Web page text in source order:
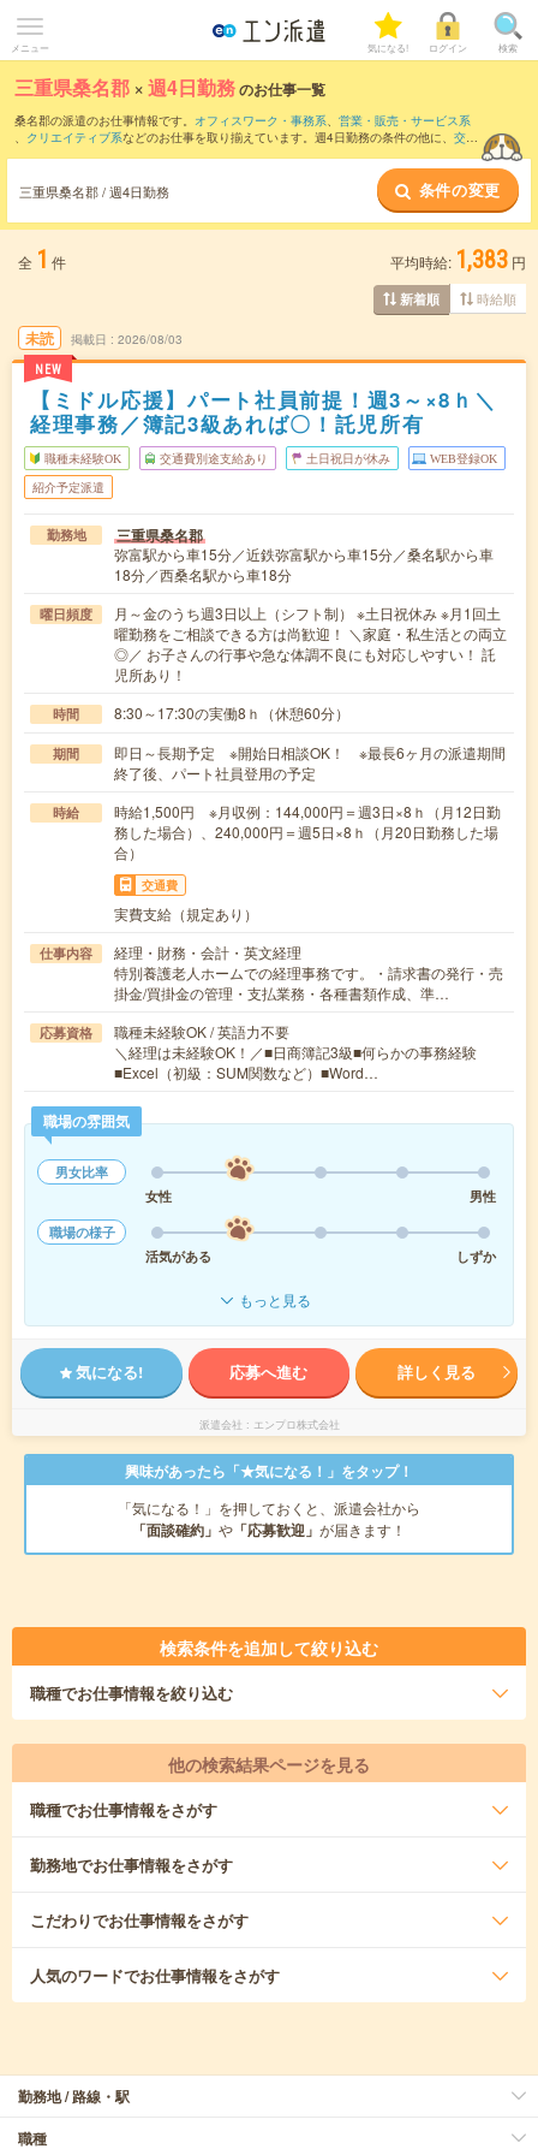
メニュー 気になる! ログイン 検索
三重県桑名郡 ×週4日勤務のお仕事一覧
桑名郡の派遣のお仕事情報です。 オフィスワーク・事務系、 営業・販売・サービス系
、 クリエイティブ系などのお仕事を取り揃えています。週4日勤務の条件の他に、 交通
三重県桑名郡 / 週4日勤務 条件の変更
全 1 件 平均時給: 1,383 円
新着順 時給順
未読
NEW
掲載日 2026/08/03
【ミドル応援】パート社員前提！週3～×8ｈ＼
経理事務／簿記3級あれば〇！託児所有
職種未経験OK 交通費別途支給あり 土日祝日が休み WEB登録OK
紹介予定派遣
勤務地 三重県桑名郡
弥富駅から車15分／近鉄弥富駅から車15分／桑名駅から車
18分／西桑名駅から車18分
曜日頻度
月～金のうち週3日以上（シフト制） ※土日祝休み ※月1回土
曜勤務をご相談できる方は尚歓迎！ ＼家庭・私生活との両立
◎／ お子さんの行事や急な体調不良にも対応しやすい！ 託
児所あり！
時間 8:30～17:30の実働8ｈ（休憩60分）
期間
即日～長期予定 ※開始日相談OK！ ※最長6ヶ月の派遣期間
終了後、パート社員登用の予定
時給
時給1,500円 ※月収例：144,000円＝週3日×8ｈ（月12日勤
務した場合）、240,000円＝週5日×8ｈ（月20日勤務した場
合）
交通費
実費支給（規定あり）
仕事内容
経理・財務・会計・英文経理
特別養護老人ホームでの経理事務です。・請求書の発行・売
掛金/買掛金の管理・支払業務・各種書類作成、準…
応募資格
職種未経験OK / 英語力不要
＼経理は未経験OK！／■日商簿記3級■何らかの事務経験
■Excel（初級：SUM関数など）■Word…
職場の雰囲気
男女比率
女性
男性
職場の様子
活気がある
しずか
もっと見る
気になる! 応募へ進む 詳しく見る
派遣会社 エンプロ株式会社
興味があったら「★気になる！」をタップ！
「気になる！」を押しておくと、派遣会社から
「面談確約」 や 「応募歓迎」 が届きます！
検索条件を追加して絞り込む
職種でお仕事情報を絞り込む
他の検索結果ページを見る
職種でお仕事情報をさがす
勤務地でお仕事情報をさがす
こだわりでお仕事情報をさがす
人気のワードでお仕事情報をさがす
勤務地 / 路線・駅
職種